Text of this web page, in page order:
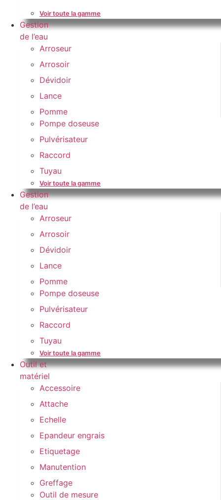
Voir toute la gamme
Gestion
de l’eau
Arroseur
Arrosoir
Dévidoir
Lance
Pomme
Pompe doseuse
Pulvérisateur
Raccord
Tuyau
Voir toute la gamme
Gestion
de l’eau
Arroseur
Arrosoir
Dévidoir
Lance
Pomme
Pompe doseuse
Pulvérisateur
Raccord
Tuyau
Voir toute la gamme
Outil et
matériel
Accessoire
Attache
Echelle
Epandeur engrais
Etiquetage
Manutention
Greffage
Outil de mesure